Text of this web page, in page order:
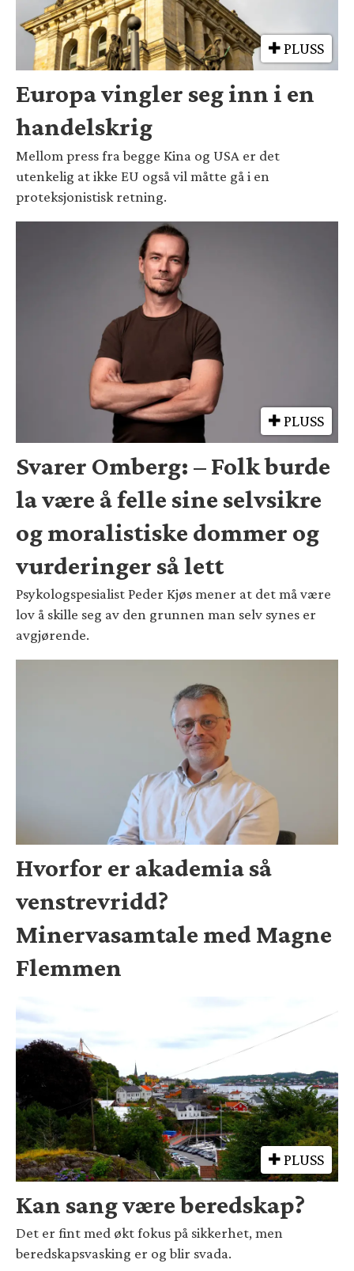
PLUSS
Europa vingler seg inn i en
handelskrig
Mellom press fra begge Kina og USA er det
utenkelig at ikke EU også vil måtte gå i en
proteksjonistisk retning.
PLUSS
Svarer Omberg: – Folk burde
la være å felle sine selvsikre
og moralistiske dommer og
vurderinger så lett
Psykologspesialist Peder Kjøs mener at det må være
lov å skille seg av den grunnen man selv synes er
avgjørende.
Hvorfor er akademia så
venstrevridd?
Minervasamtale med Magne
Flemmen
PLUSS
Kan sang være beredskap?
Det er fint med økt fokus på sikkerhet, men
beredskapsvasking er og blir svada.